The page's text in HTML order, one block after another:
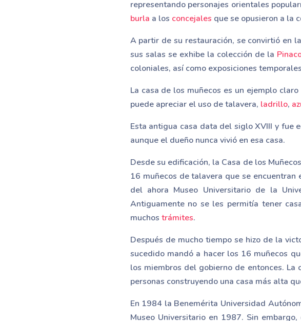
representando personajes orientales
burla a los concejales que se opusieron a la
A partir de su restauración, se convirtió en
sus salas se exhibe la colección de la
coloniales, así como exposiciones
La casa de los muñecos es un ejemplo
puede apreciar el uso de talavera, ladrillo,
Esta antigua casa data del siglo XVIII y
aunque el dueño nunca vivió en esa casa.
Desde su edificación, la Casa de los
16 muñecos de talavera que se
del ahora Museo Universitario de la
Antiguamente no se les permitía tener
muchos trámites.
Después de mucho tiempo se hizo de la
sucedido mandó a hacer los 16 muñecos
los miembros del gobierno de entonces.
personas construyendo una casa más alta
En 1984 la Benemérita Universidad
Museo Universitario en 1987. Sin